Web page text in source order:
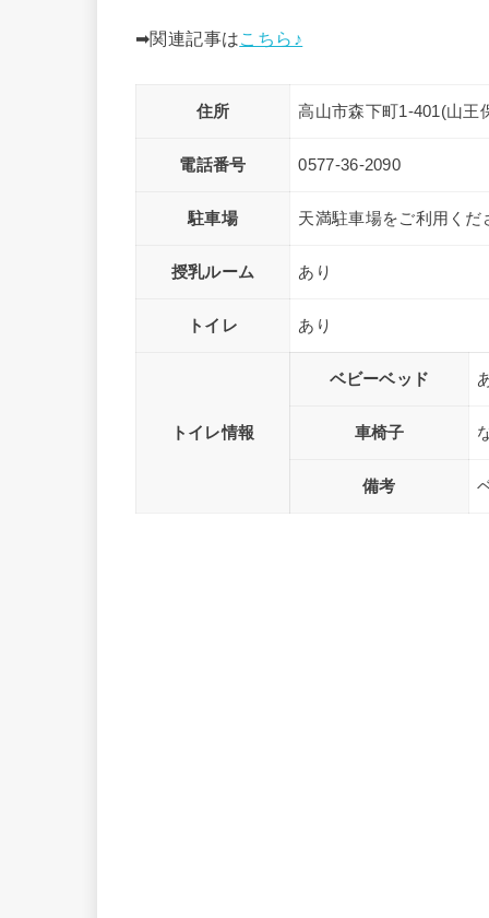
➡関連記事はこちら♪
住所 高山市森下町1-401(山王
電話番号 0577-36-2090
駐車場 天満駐車場をご利用くだ
授乳ルーム あり
トイレ あり
トイレ情報
ベビーベッド
車椅子
備考